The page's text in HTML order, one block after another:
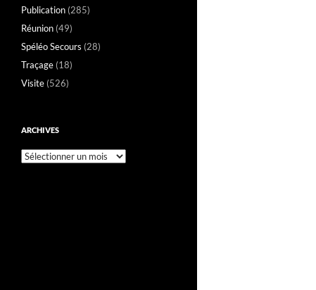
Publication (285)
Réunion (49)
Spéléo Secours (28)
Traçage (18)
Visite (526)
ARCHIVES
Archives